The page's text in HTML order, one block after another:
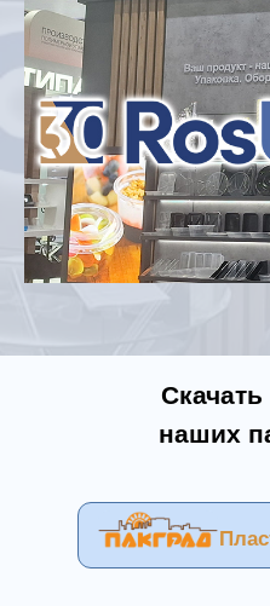
Скачать
наших